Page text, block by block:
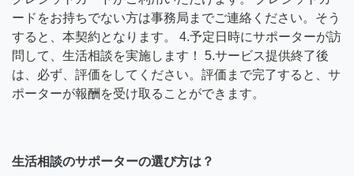
ードをお持ちでない方は事務局までご連絡ください。そう
すると、本契約となります。 4.予定日時にサポーターが訪
問して、生活相談を実施します！ 5.サービス提供終了後
は、必ず、評価をしてください。評価まで完了すると、サ
ポーターが報酬を受け取ることができます。
生活相談のサポーターの選び方は？